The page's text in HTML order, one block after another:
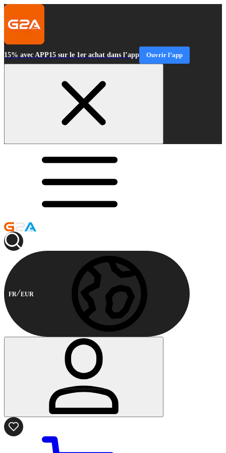
15% avec APP15 sur le 1er achat dans l’app Ouvrir l’app
FR EUR